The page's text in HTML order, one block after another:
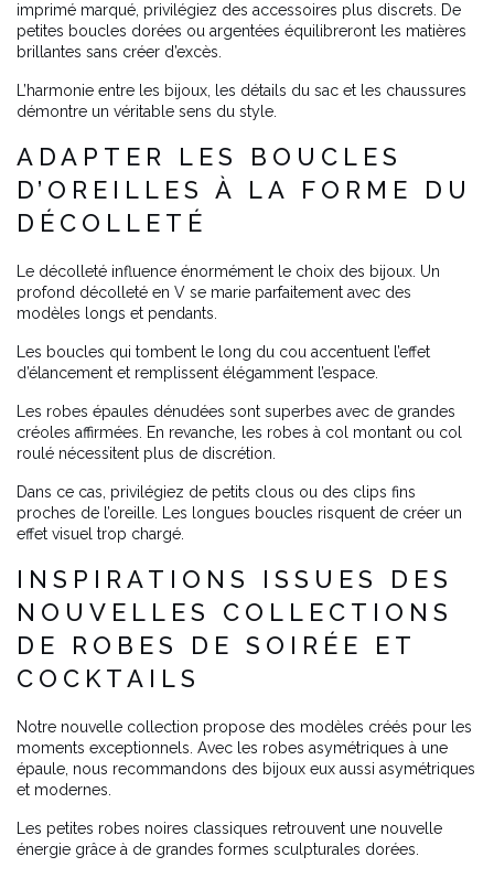
imprimé marqué, privilégiez des accessoires plus discrets. De
petites boucles dorées ou argentées équilibreront les matières
brillantes sans créer d’excès.
L’harmonie entre les bijoux, les détails du sac et les chaussures
démontre un véritable sens du style.
ADAPTER LES BOUCLES
D’OREILLES À LA FORME DU
DÉCOLLETÉ
Le décolleté influence énormément le choix des bijoux. Un
profond décolleté en V se marie parfaitement avec des
modèles longs et pendants.
Les boucles qui tombent le long du cou accentuent l’effet
d’élancement et remplissent élégamment l’espace.
Les robes épaules dénudées sont superbes avec de grandes
créoles affirmées. En revanche, les robes à col montant ou col
roulé nécessitent plus de discrétion.
Dans ce cas, privilégiez de petits clous ou des clips fins
proches de l’oreille. Les longues boucles risquent de créer un
effet visuel trop chargé.
INSPIRATIONS ISSUES DES
NOUVELLES COLLECTIONS
DE ROBES DE SOIRÉE ET
COCKTAILS
Notre nouvelle collection propose des modèles créés pour les
moments exceptionnels. Avec les robes asymétriques à une
épaule, nous recommandons des bijoux eux aussi asymétriques
et modernes.
Les petites robes noires classiques retrouvent une nouvelle
énergie grâce à de grandes formes sculpturales dorées.